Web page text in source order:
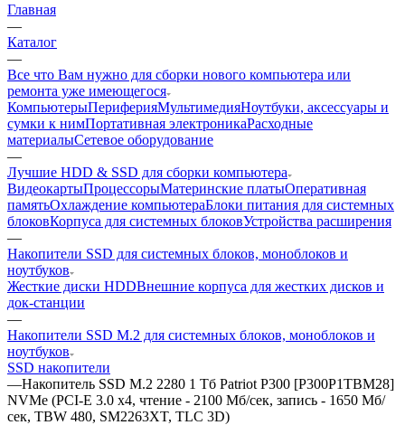
Главная
—
Каталог
—
Все что Вам нужно для сборки нового компьютера или
ремонта уже имеющегося
КомпьютерыПериферияМультимедияНоутбуки, аксессуары и
сумки к нимПортативная электроникаРасходные
материалыСетевое оборудование
—
Лучшие HDD & SSD для сборки компьютера
ВидеокартыПроцессорыМатеринские платыОперативная
памятьОхлаждение компьютераБлоки питания для системных
блоковКорпуса для системных блоковУстройства расширения
—
Накопители SSD для системных блоков, моноблоков и
ноутбуков
Жесткие диски HDDВнешние корпуса для жестких дисков и
док-станции
—
Накопители SSD M.2 для системных блоков, моноблоков и
ноутбуков
SSD накопители
—Накопитель SSD M.2 2280 1 Тб Patriot P300 [P300P1TBM28]
NVMe (PCI-E 3.0 x4, чтение - 2100 Мб/сек, запись - 1650 Мб/
сек, TBW 480, SM2263XT, TLC 3D)